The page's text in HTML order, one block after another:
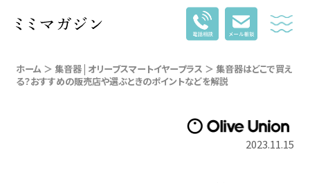
ホーム＞ 集音器 | オリーブスマートイヤープラス ＞ 集音器はどこで買え
る？おすすめの販売店や選ぶときのポイントなどを解説
2023.11.15